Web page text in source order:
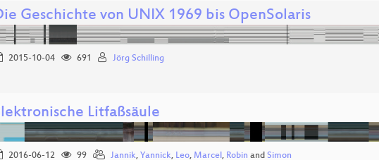
Geschichte von UNIX 1969 bis OpenSolaris
2015-10-04 691 Jörg Schilling
Litfaßsäule
2016-06-12 99 Jannik, Yannick, Leo, Marcel , Robin and Simon